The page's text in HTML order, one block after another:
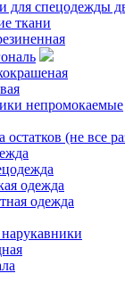
для спецодежды
ткани
непромокаемые
остатков (не все
одежда
одежда